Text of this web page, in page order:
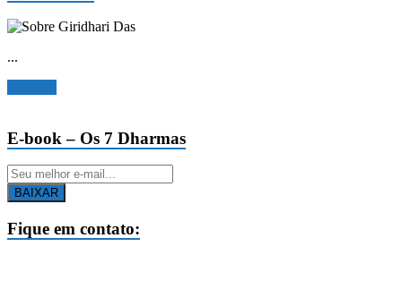
...
E-book – Os 7 Dharmas
BAIXAR
Fique em contato: